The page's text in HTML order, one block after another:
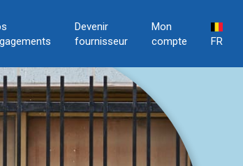
Devenir
fournisseur
Mon
compte
FR